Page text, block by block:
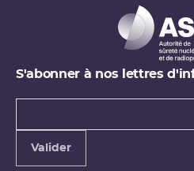
S'abonner à nos lettres
Types de
Valider